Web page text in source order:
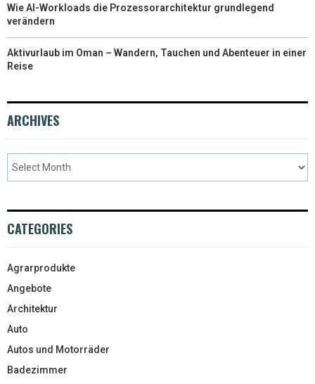
Wie AI-Workloads die Prozessorarchitektur grundlegend
verändern
Aktivurlaub im Oman – Wandern, Tauchen und Abenteuer in einer
Reise
ARCHIVES
CATEGORIES
Agrarprodukte
Angebote
Architektur
Auto
Autos und Motorräder
Badezimmer